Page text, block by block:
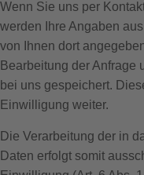
Wenn Sie uns per
werden Ihre Angaben
von Ihnen dort
Bearbeitung der Anfrage
bei uns gespeichert.
Einwilligung weiter.
Die Verarbeitung der in
Daten erfolgt somit